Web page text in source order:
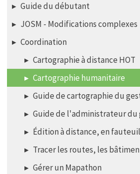
Guide du débutant
JOSM - Modifications complexes
Coordination
Cartographie à distance HOT
Cartographie humanitaire
Guide de cartographie du
Guide de l'administrateur du
Édition à distance, en
Tracer les routes, les bâtiments,
Gérer un Mapathon